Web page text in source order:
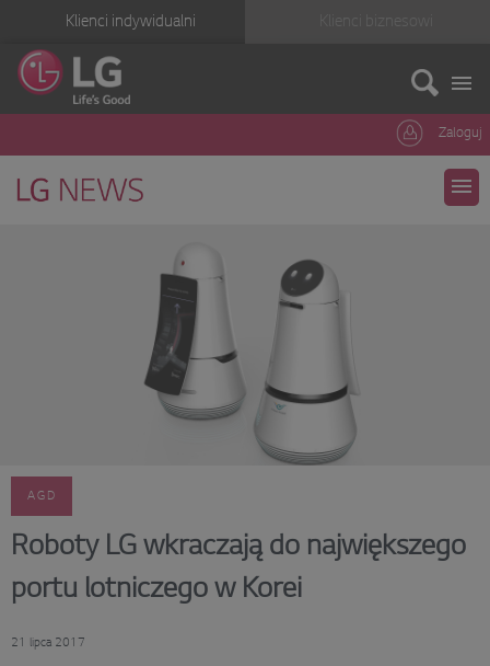
Klienci indywidualni
Zaloguj
AGD
Roboty LG wkraczają do największego
portu lotniczego w Korei
21 lipca 2017